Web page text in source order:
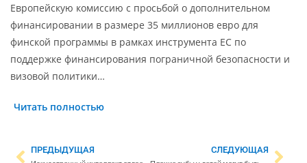
Европейскую комиссию с просьбой о дополнительном
финансировании в размере 35 миллионов евро для
финской программы в рамках инструмента ЕС по
поддержке финансирования пограничной безопасности и
визовой политики…
Читать полностью
ПРЕДЫДУЩАЯ СЛЕДУЮЩАЯ